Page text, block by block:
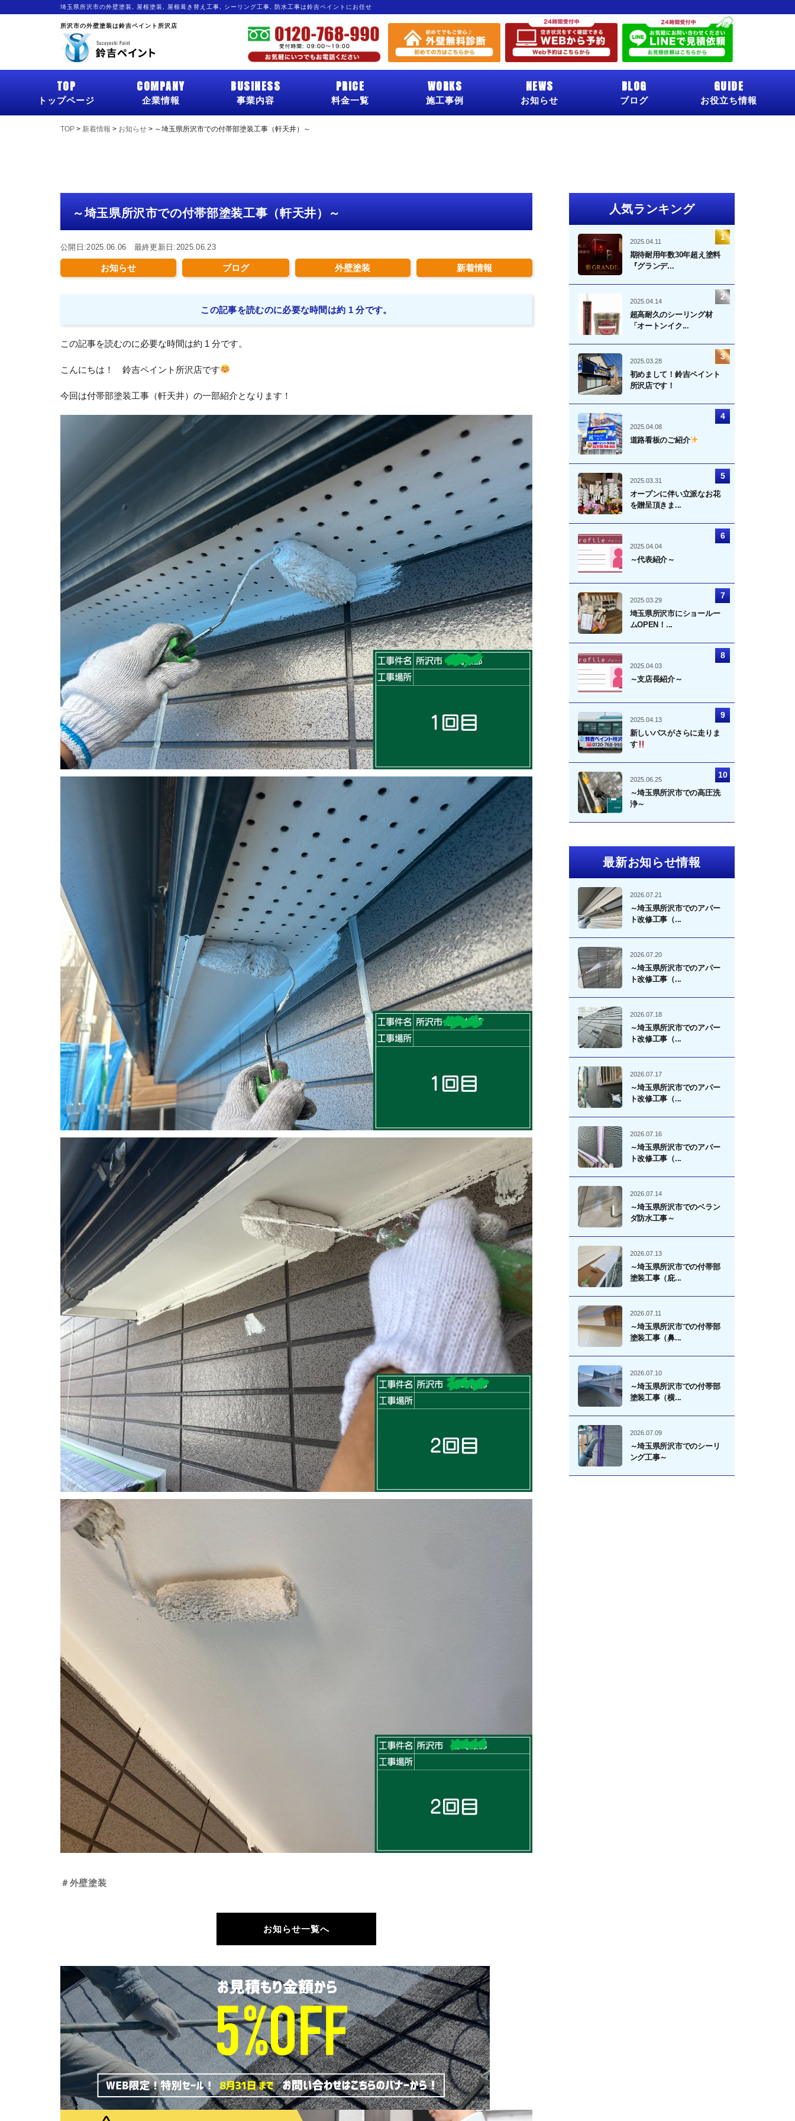
埼玉県所沢市の外壁塗装, 屋根塗装, 屋根葺き替え工事, シーリング工事, 防水工事は鈴吉ペイントにお任せ
所沢市の外壁塗装は鈴吉ペイント所沢店
TOP
トップページ
COMPANY
企業情報
BUSINESS
事業内容
PRICE
料金一覧
WORKS
施工事例
NEWS
お知らせ
BLOG
ブログ
GUIDE
お役立ち情報
TOP > 新着情報 > お知らせ > ～埼玉県所沢市での付帯部塗装工事（軒天井）～
～埼玉県所沢市での付帯部塗装工事（軒天井）～
公開日:2025.06.06 最終更新日:2025.06.23
お知らせ ブログ 外壁塗装 新着情報
この記事を読むのに必要な時間は約 1 分です。
この記事を読むのに必要な時間は約 1 分です。
こんにちは！ 鈴吉ペイント所沢店です
今回は付帯部塗装工事（軒天井）の一部紹介となります！
＃外壁塗装
お知らせ一覧へ
人気ランキング
2025.04.11
期待耐用年数30年超え塗料
『グランデ...
2025.04.14
超高耐久のシーリング材
「オートンイク...
2025.03.28
初めまして！鈴吉ペイント
所沢店です！
2025.04.08
道路看板のご紹介
2025.03.31
オープンに伴い立派なお花
を贈呈頂きま...
2025.04.04
～代表紹介～
2025.03.29
埼玉県所沢市にショールー
ムOPEN！...
2025.04.03
～支店長紹介～
2025.04.13
新しいバスがさらに走りま
す
2025.06.25
～埼玉県所沢市での高圧洗
浄～
最新お知らせ情報
2026.07.21
～埼玉県所沢市でのアパー
ト改修工事（...
2026.07.20
～埼玉県所沢市でのアパー
ト改修工事（...
2026.07.18
～埼玉県所沢市でのアパー
ト改修工事（...
2026.07.17
～埼玉県所沢市でのアパー
ト改修工事（...
2026.07.16
～埼玉県所沢市でのアパー
ト改修工事（...
2026.07.14
～埼玉県所沢市でのベラン
ダ防水工事～
2026.07.13
～埼玉県所沢市での付帯部
塗装工事（庇...
2026.07.11
～埼玉県所沢市での付帯部
塗装工事（鼻...
2026.07.10
～埼玉県所沢市での付帯部
塗装工事（横...
2026.07.09
～埼玉県所沢市でのシーリ
ング工事～